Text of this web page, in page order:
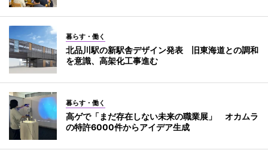
暮らす・働く
北品川駅の新駅舎デザイン発表 旧東海道との調和
を意識、高架化工事進む
暮らす・働く
高ゲで「まだ存在しない未来の職業展」 オカムラ
の特許6000件からアイデア生成